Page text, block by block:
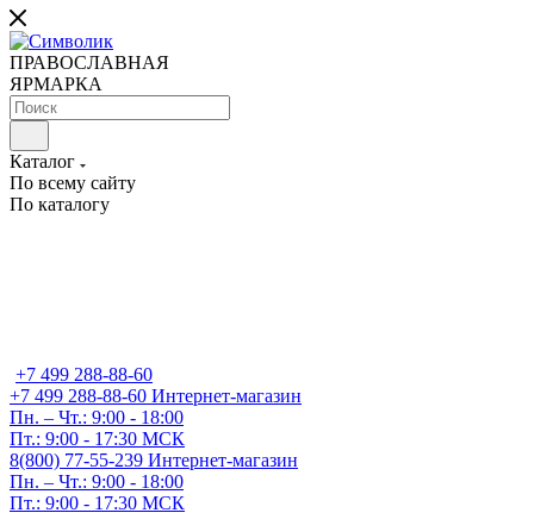
ПРАВОСЛАВНАЯ
ЯРМАРКА
Каталог
По всему сайту
По каталогу
+7 499 288-88-60
+7 499 288-88-60 Интернет-магазин
Пн. – Чт.: 9:00 - 18:00
Пт.: 9:00 - 17:30 МСК
8(800) 77-55-239 Интернет-магазин
Пн. – Чт.: 9:00 - 18:00
Пт.: 9:00 - 17:30 МСК